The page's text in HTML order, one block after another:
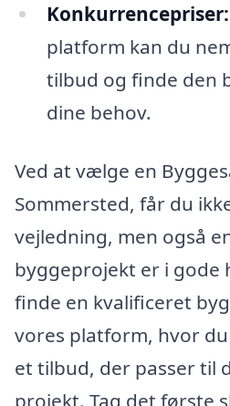
Konkurrencepriser:
platform kan du
tilbud og finde den
dine behov.
Ved at vælge en
Sommersted, får du
vejledning, men også
byggeprojekt er i gode
finde en kvalificeret
vores platform, hvor
et tilbud, der passer til
projekt. Tag det første